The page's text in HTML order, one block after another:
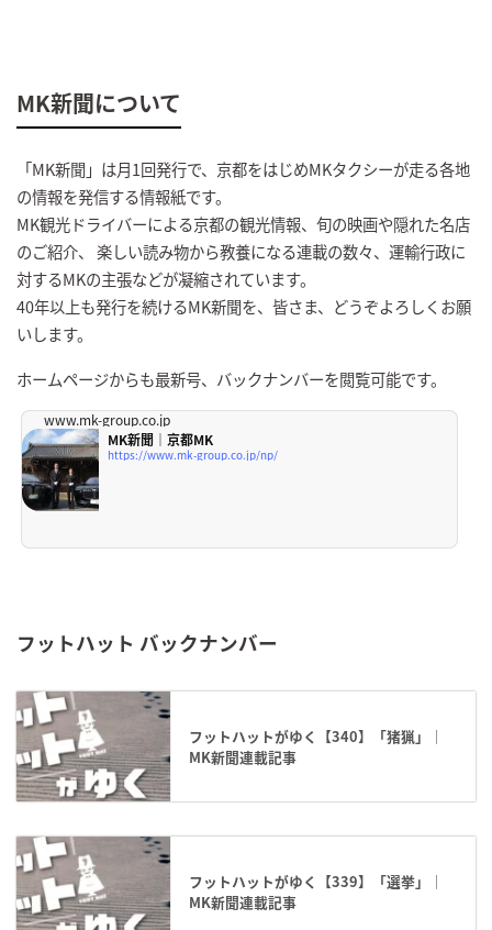
MK新聞について
「MK新聞」は月1回発行で、京都をはじめMKタクシーが走る各地
の情報を発信する情報紙です。
MK観光ドライバーによる京都の観光情報、旬の映画や隠れた名店
のご紹介、 楽しい読み物から教養になる連載の数々、運輸行政に
対するMKの主張などが凝縮されています。
40年以上も発行を続けるMK新聞を、皆さま、どうぞよろしくお願
いします。
ホームページからも最新号、バックナンバーを閲覧可能です。
www.mk-group.co.jp
MK新聞｜京都MK
https://www.mk-group.co.jp/np/
フットハット バックナンバー
フットハットがゆく【340】「猪猟」｜
MK新聞連載記事
フットハットがゆく【339】「選挙」｜
MK新聞連載記事